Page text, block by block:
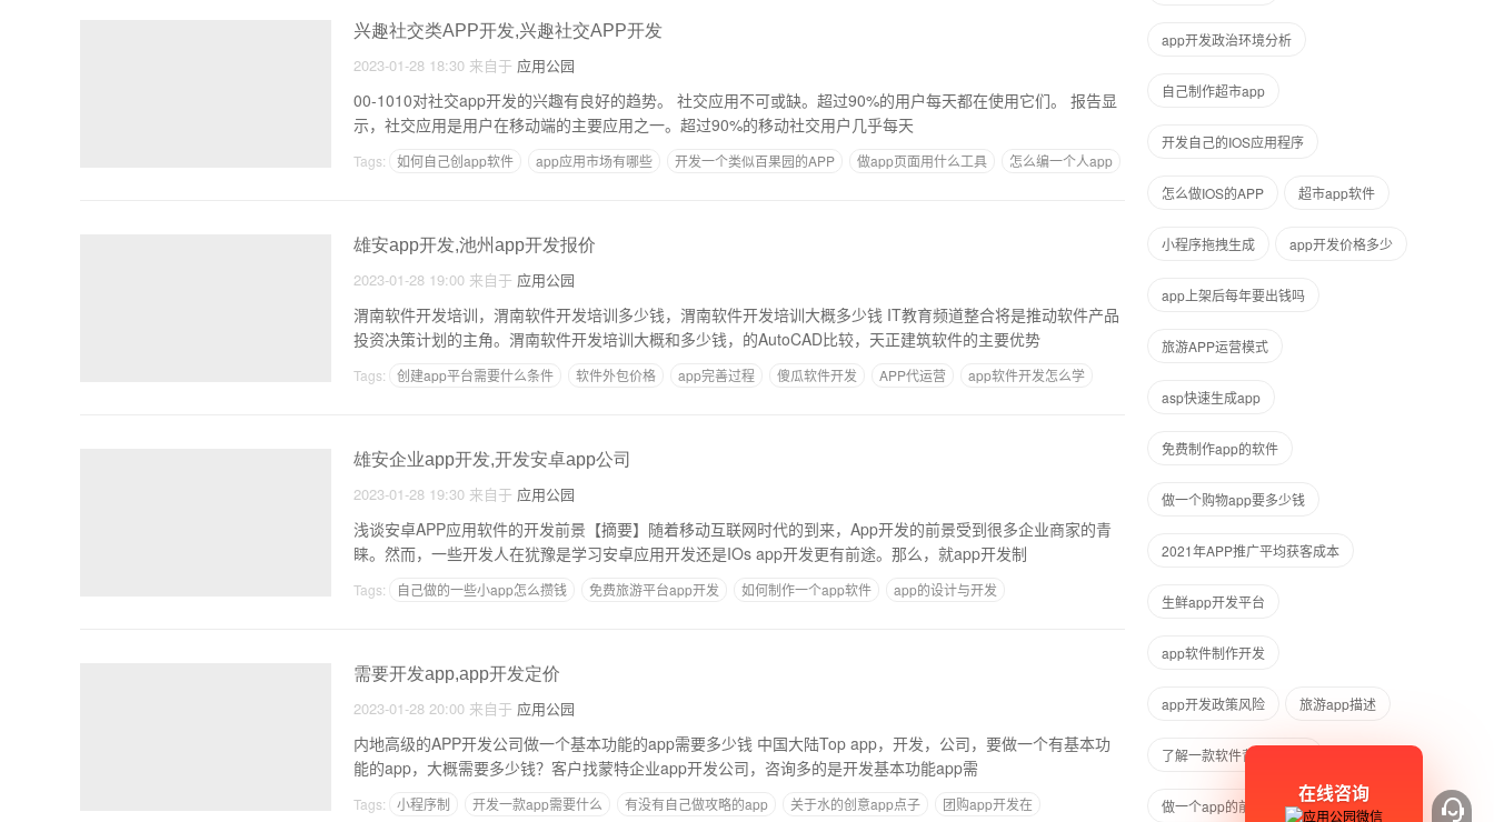
兴趣社交类APP开发,兴趣社交APP开发
2023-01-28 18:30 来自于 应用公园
00-1010对社交app开发的兴趣有良好的趋势。 社交应用不可或缺。超过90%的用户每天都在使用它们。 报告显
示，社交应用是用户在移动端的主要应用之一。超过90%的移动社交用户几乎每天
Tags: 如何自己创app软件 app应用市场有哪些 开发一个类似百果园的APP 做app页面用什么工具
怎么编一个人app
雄安app开发,池州app开发报价
2023-01-28 19:00 来自于 应用公园
渭南软件开发培训，渭南软件开发培训多少钱，渭南软件开发培训大概多少钱 IT教育频道整合将是推动软件产品
投资决策计划的主角。渭南软件开发培训大概和多少钱，的AutoCAD比较，天正建筑软件的主要优势
Tags: 创建app平台需要什么条件 软件外包价格 app完善过程 傻瓜软件开发 APP代运营 app软件开发怎么学
雄安企业app开发,开发安卓app公司
2023-01-28 19:30 来自于 应用公园
浅谈安卓APP应用软件的开发前景【摘要】随着移动互联网时代的到来，App开发的前景受到很多企业商家的青
睐。然而，一些开发人在犹豫是学习安卓应用开发还是IOs app开发更有前途。那么，就app开发制
Tags: 自己做的一些小app怎么攒钱 免费旅游平台app开发 如何制作一个app软件
app的设计与开发
需要开发app,app开发定价
2023-01-28 20:00 来自于 应用公园
内地高级的APP开发公司做一个基本功能的app需要多少钱 中国大陆Top app，开发，公司，要做一个有基本功
能的app，大概需要多少钱？客户找蒙特企业app开发公司，咨询多的是开发基本功能app需
Tags: 小程序制 开发一款app需要什么 有没有自己做攻略的app 关于水的创意app点子
团购app开发在
app开发政治环境分析
自己制作超市app
开发自己的IOS应用程序
怎么做IOS的APP 超市app软件
小程序拖拽生成 app开发价格多少
app上架后每年要出钱吗
旅游APP运营模式
asp快速生成app
免费制作app的软件
做一个购物app要多少钱
2021年APP推广平均获客成本
生鲜app开发平台
app软件制作开发
app开发政策风险 旅游app描述
了解一款软件背后的故事
做一个app的前期准备
在线咨询